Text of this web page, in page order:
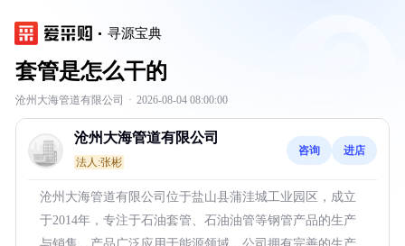
寻源宝典
套管是怎么干的
沧州大海管道有限公司 · 2026-08-04 08:00:00
沧州大海管道有限公司
法人:张彬
咨询 进店
沧州大海管道有限公司位于盐山县蒲洼城工业园区，成立
于2014年，专注于石油套管、石油油管等钢管产品的生产